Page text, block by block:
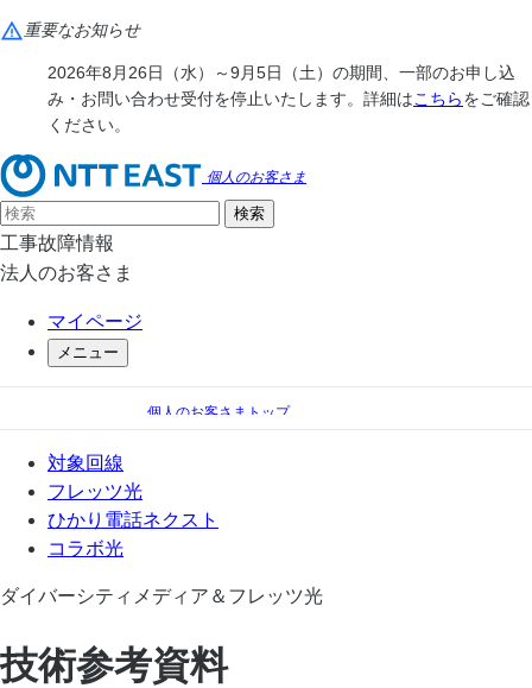
重要なお知らせ
2026年8月26日（水）～9月5日（土）の期間、一部のお申し込
み・お問い合わせ受付を停止いたします。詳細はこちらをご確認
ください。
個人のお客さま
工事故障情報
法人のお客さま
マイページ
メニュー
個人のお客さまトップ
フレッツ光
対象回線
フレッツ光
ひかり電話ネクスト
コラボ光
ダイバーシティメディア＆フレッツ光
技術参考資料